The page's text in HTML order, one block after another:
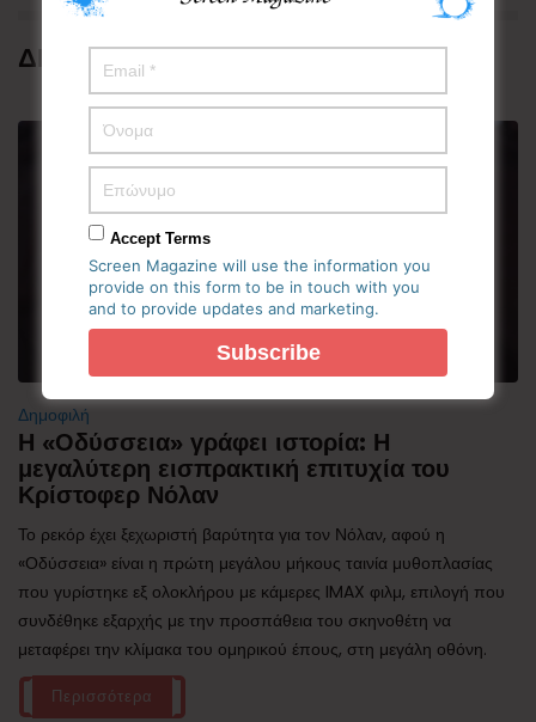
ΔΗΜΟΦΙΛΗ
Δημοφιλή
Η «Οδύσσεια» γράφει ιστορία: Η
μεγαλύτερη εισπρακτική επιτυχία του
Κρίστοφερ Νόλαν
Το ρεκόρ έχει ξεχωριστή βαρύτητα για τον Νόλαν, αφού η
«Οδύσσεια» είναι η πρώτη μεγάλου μήκους ταινία μυθοπλασίας
που γυρίστηκε εξ ολοκλήρου με κάμερες IMAX φιλμ, επιλογή που
συνδέθηκε εξαρχής με την προσπάθεια του σκηνοθέτη να
μεταφέρει την κλίμακα του ομηρικού έπους, στη μεγάλη οθόνη.
Περισσότερα
Accept Terms
Screen Magazine will use the information you
provide on this form to be in touch with you
and to provide updates and marketing.